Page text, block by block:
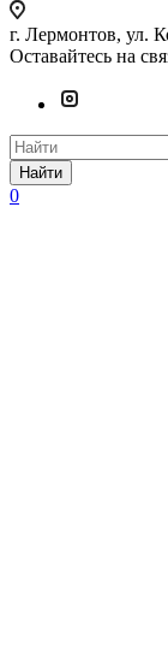
г. Лермонтов, ул.
Оставайтесь на
Найти
0